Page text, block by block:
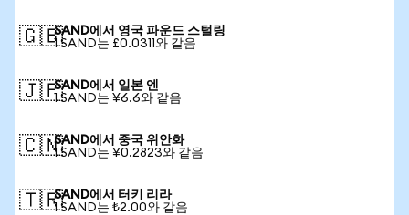
🇬🇧SAND에서 영국 파운드 스털링
1 SAND는 £0.0311와 같음
🇯🇵SAND에서 일본 엔
1 SAND는 ¥6.6와 같음
🇨🇳SAND에서 중국 위안화
1 SAND는 ¥0.2823와 같음
🇹🇷SAND에서 터키 리라
1 SAND는 ₺2.00와 같음